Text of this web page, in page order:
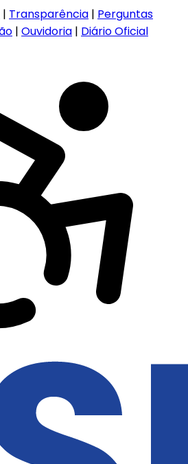
| Transparência | Perguntas
| Ouvidoria | Diário Oficial